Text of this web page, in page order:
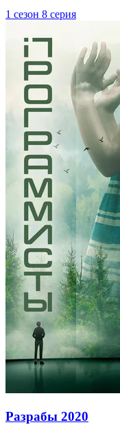
1 сезон 8 серия
Разрабы 2020